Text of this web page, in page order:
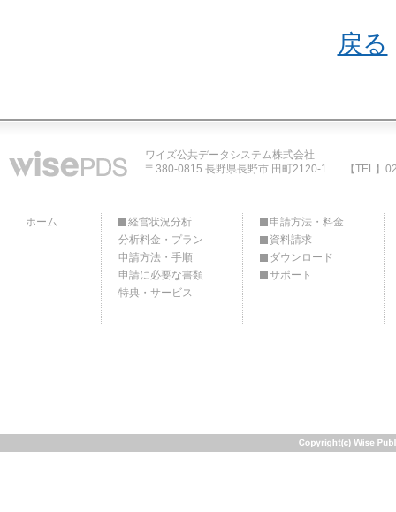
戻る
ワイズ公共データシステム株式会社
〒380-0815 長野県長野市 田町2120-1
【TEL】
ホーム
経営状況分析
分析料金・プラン
申請方法・手順
申請に必要な書類
特典・サービス
申請方法・料金
資料請求
ダウンロード
サポート